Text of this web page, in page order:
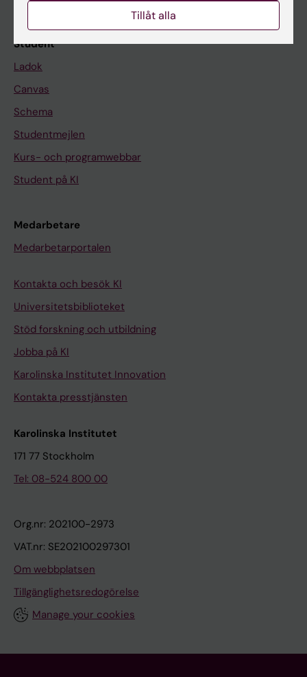
Kalender
Student
Ladok
Canvas
Schema
Studentmejlen
Kurs- och programwebbar
Student på KI
Medarbetare
Medarbetarportalen
Kontakta och besök KI
Universitetsbiblioteket
Stöd forskning och utbildning
Jobba på KI
Karolinska Institutet Innovation
Kontakta presstjänsten
Karolinska Institutet
171 77 Stockholm
Tel: 08-524 800 00
Org.nr: 202100-2973
VAT.nr: SE202100297301
Om webbplatsen
Tillgänglighetsredogörelse
Manage your cookies
Tillåt alla